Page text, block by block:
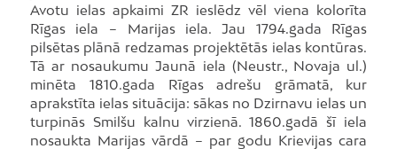
Avotu ielas apkaimi ZR ieslēdz vēl viena kolorīta
Rīgas iela – Marijas iela. Jau 1794.gada Rīgas
pilsētas plānā redzamas projektētās ielas kontūras.
Tā ar nosaukumu Jaunā iela (Neustr., Novaja ul.)
minēta 1810.gada Rīgas adrešu grāmatā, kur
aprakstīta ielas situācija: sākas no Dzirnavu ielas un
turpinās Smilšu kalnu virzienā. 1860.gadā šī iela
nosaukta Marijas vārdā – par godu Krievijas cara